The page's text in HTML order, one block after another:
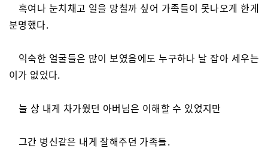
혹여나 눈치채고 일을 망칠까 싶어 가족들이 못나오게 한게
분명했다.
익숙한 얼굴들은 많이 보였음에도 누구하나 날 잡아 세우는
이가 없었다.
늘 상 내게 차가웠던 아버님은 이해할 수 있었지만
그간 병신같은 내게 잘해주던 가족들.